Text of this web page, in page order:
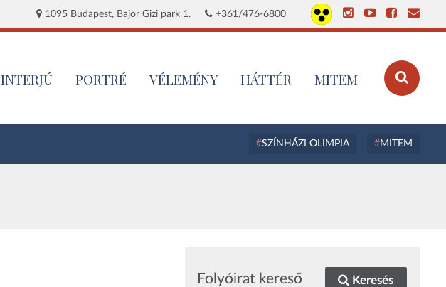
1095 Budapest, Bajor Gizi park 1. +361/476-6800
INTERJÚ PORTRÉ VÉLEMÉNY HÁTTÉR MITEM
SZÍNHÁZI OLIMPIA MITEM
Folyóirat kereső Keresés